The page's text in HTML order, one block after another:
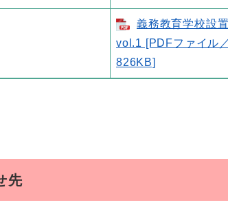
義務教育学校設
vol.1 [PDFファイル／
826KB]
先